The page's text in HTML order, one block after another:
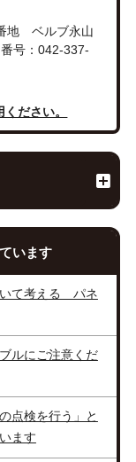
地 ベルブ永山
号：042-337-
ださい。
います
いて考える パネ
ルにご注意くだ
点検を行う」と
ます